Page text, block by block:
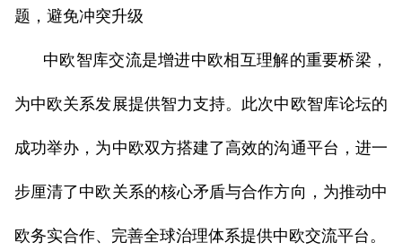
题，避免冲突升级
中欧智库交流是增进中欧相互理解的重要桥梁，
为中欧关系发展提供智力支持。此次中欧智库论坛的
成功举办，为中欧双方搭建了高效的沟通平台，进一
步厘清了中欧关系的核心矛盾与合作方向，为推动中
欧务实合作、完善全球治理体系提供中欧交流平台。